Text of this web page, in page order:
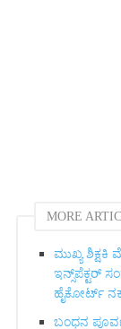
MORE
ಮುಖ್ಯ
ಇನ್ಸ್‌ಪೆಕ್ಟರ್
ಹೈಕೋರ್ಟ್
ಬಂಧನ